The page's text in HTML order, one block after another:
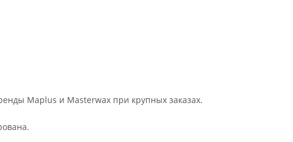
Maplus и Masterwax при крупных заказах.